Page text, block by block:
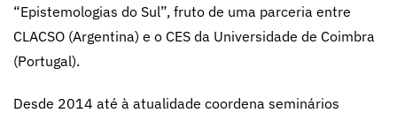
“Epistemologias do Sul”, fruto de uma parceria entre
CLACSO (Argentina) e o CES da Universidade de Coimbra
(Portugal).
Desde 2014 até à atualidade coordena seminários